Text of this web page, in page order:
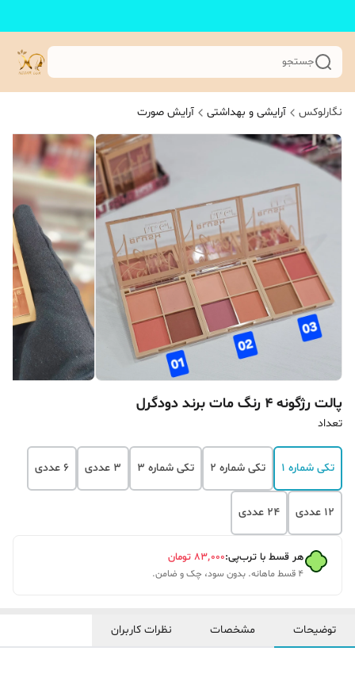
جستجو
نگارلوکس آرایشی و بهداشتی آرایش صورت
پالت رژگونه 4 رنگ مات برند دودگرل
تعداد
تکی شماره 1 تکی شماره 2 تکی شماره 3 3 عددی 6 عددی
12 عددی 24 عددی
هر قسط با ترب‌پی:۸۳٬۰۰۰ تومان
۴ قسط ماهانه. بدون سود، چک و ضامن.
توضیحات مشخصات نظرات کاربران